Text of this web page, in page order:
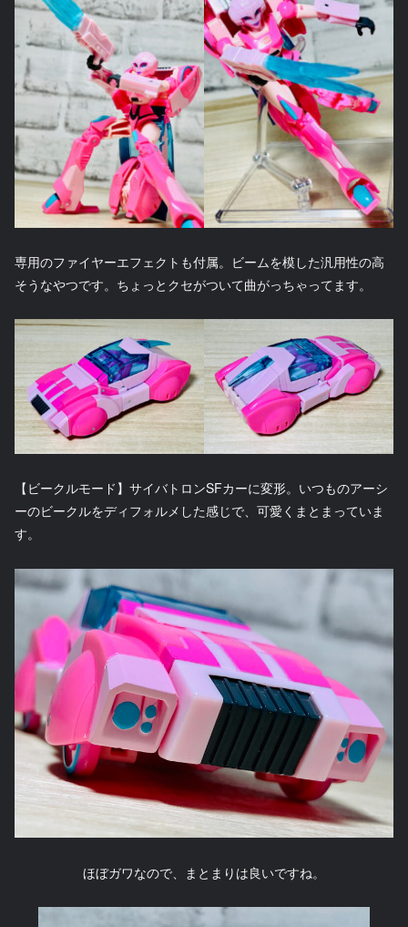
専用のファイヤーエフェクトも付属。ビームを模した汎用性の高
そうなやつです。ちょっとクセがついて曲がっちゃってます。
【ビークルモード】サイバトロンSFカーに変形。いつものアーシ
ーのビークルをディフォルメした感じで、可愛くまとまっていま
す。
ほぼガワなので、まとまりは良いですね。